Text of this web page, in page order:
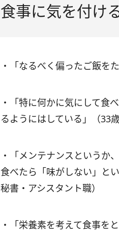
食事に気を付け
・「なるべく偏ったご飯を
・「特に何かに気にして食
るようにはしている」（33
・「メンテナンスというか
食べたら「味がしない」と
秘書・アシスタント職）
・「栄養素を考えて食事を